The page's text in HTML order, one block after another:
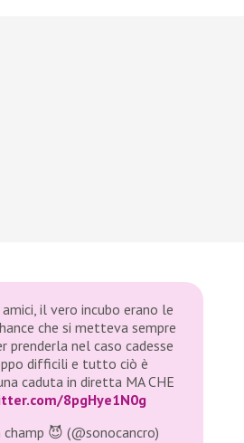
il vero incubo erano le
che si metteva sempre
nel caso cadesse
difficili e tutto ciò è
caduta in diretta MA CHE
8pgHye1N0g
😈 (@sonocancro)